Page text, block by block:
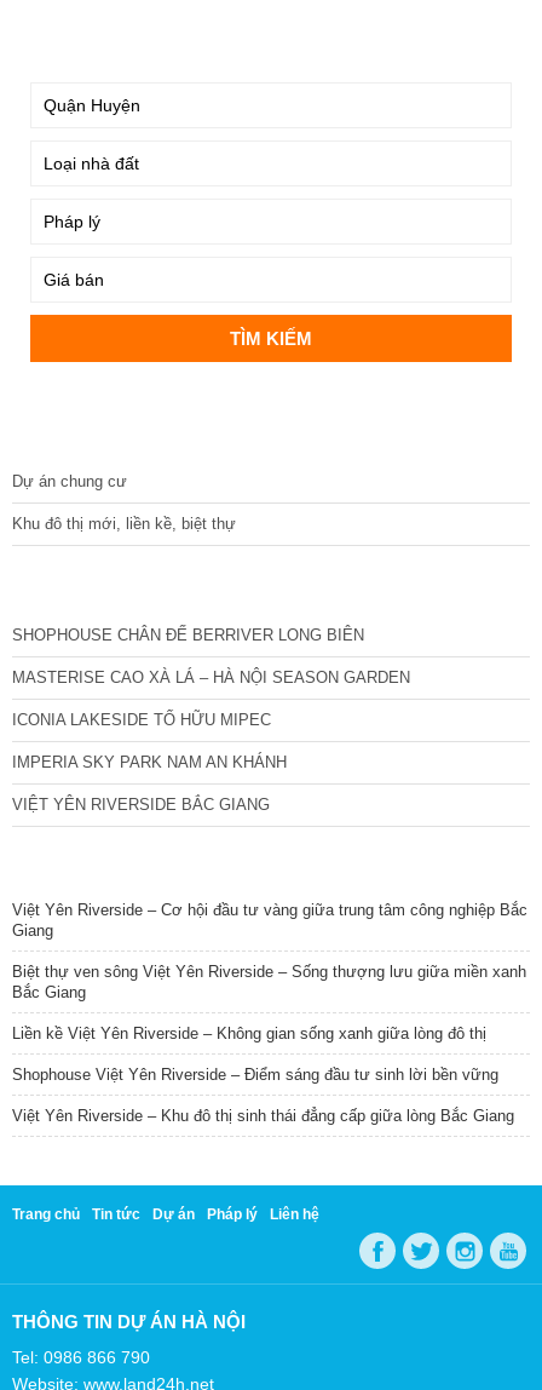
Dự án chung cư
Khu đô thị mới, liền kề, biệt thự
SHOPHOUSE CHÂN ĐẾ BERRIVER LONG BIÊN
MASTERISE CAO XÀ LÁ – HÀ NỘI SEASON GARDEN
ICONIA LAKESIDE TỐ HỮU MIPEC
IMPERIA SKY PARK NAM AN KHÁNH
VIỆT YÊN RIVERSIDE BẮC GIANG
Việt Yên Riverside – Cơ hội đầu tư vàng giữa trung tâm công nghiệp Bắc
Giang
Biệt thự ven sông Việt Yên Riverside – Sống thượng lưu giữa miền xanh
Bắc Giang
Liền kề Việt Yên Riverside – Không gian sống xanh giữa lòng đô thị
Shophouse Việt Yên Riverside – Điểm sáng đầu tư sinh lời bền vững
Việt Yên Riverside – Khu đô thị sinh thái đẳng cấp giữa lòng Bắc Giang
Trang chủ Tin tức Dự án Pháp lý Liên hệ
THÔNG TIN DỰ ÁN HÀ NỘI
Tel: 0986 866 790
Website: www.land24h.net